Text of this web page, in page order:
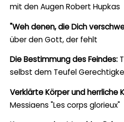
mit den Augen Robert Hupkas
"Weh denen, die Dich
über den Gott, der fehlt
Die Bestimmung des Feindes:
selbst dem Teufel
Verklärte Körper und herrliche
Messiaens "Les corps glorieux"